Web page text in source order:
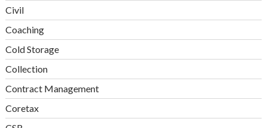
Civil
Coaching
Cold Storage
Collection
Contract Management
Coretax